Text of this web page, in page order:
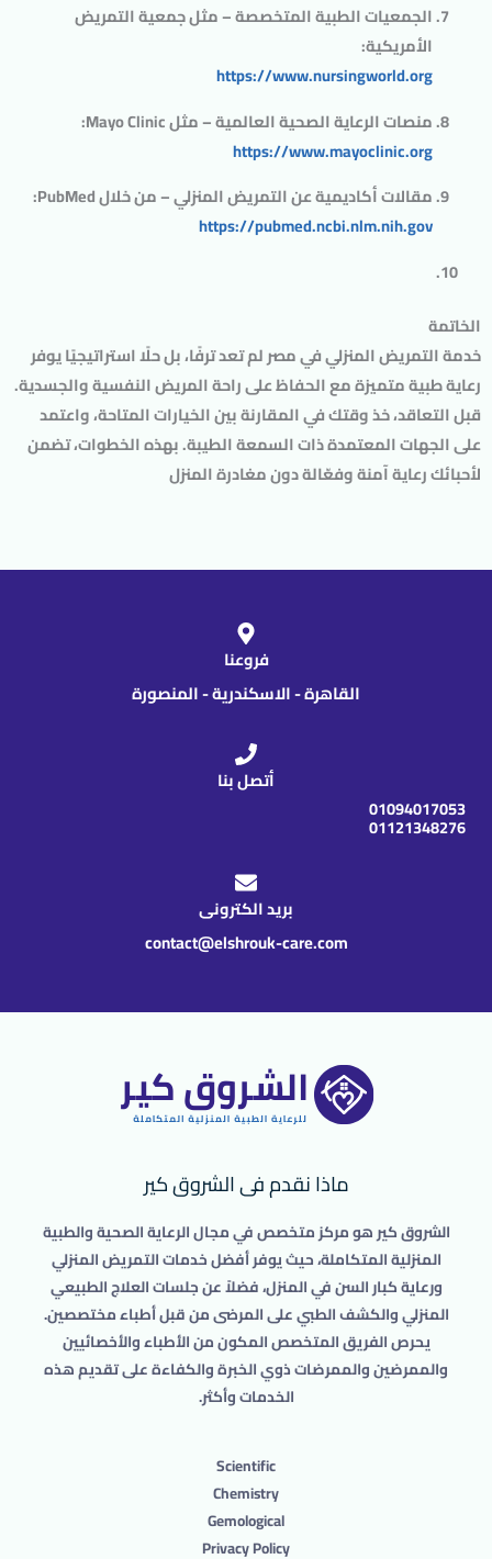
الجمعيات الطبية المتخصصة– مثل جمعية التمريض
الأمريكية:
https://www.nursingworld.org
منصات الرعاية الصحية العالمية– مثل Mayo Clinic:
https://www.mayoclinic.org
مقالات أكاديمية عن التمريض المنزلي– من خلال PubMed:
https://pubmed.ncbi.nlm.nih.gov
الخاتمة
خدمة التمريض المنزلي في مصر لم تعد ترفًا، بل حلًا استراتيجيًا يوفر
رعاية طبية متميزة مع الحفاظ على راحة المريض النفسية والجسدية.
قبل التعاقد، خذ وقتك في المقارنة بين الخيارات المتاحة، واعتمد
على الجهات المعتمدة ذات السمعة الطيبة. بهذه الخطوات، تضمن
لأحبائك رعاية آمنة وفعّالة دون مغادرة المنزل
فروعنا
القاهرة - الاسكندرية - المنصورة
أتصل بنا
01094017053
01121348276
بريد الكترونى
contact@elshrouk-care.com
ماذا نقدم فى الشروق كير
الشروق كير هو مركز متخصص في مجال الرعاية الصحية والطبية
المنزلية المتكاملة، حيث يوفر أفضل خدمات التمريض المنزلي
ورعاية كبار السن في المنزل، فضلاً عن جلسات العلاج الطبيعي
المنزلي والكشف الطبي على المرضى من قبل أطباء مختصصين.
يحرص الفريق المتخصص المكون من الأطباء والأخصائيين
والممرضين والممرضات ذوي الخبرة والكفاءة على تقديم هذه
الخدمات وأكثر.
Scientific
Chemistry
Gemological
Privacy Policy